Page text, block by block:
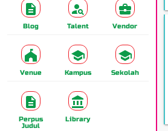
Blog Talent Vendor
Venue Kampus Sekolah
Perpus
Judul
Library